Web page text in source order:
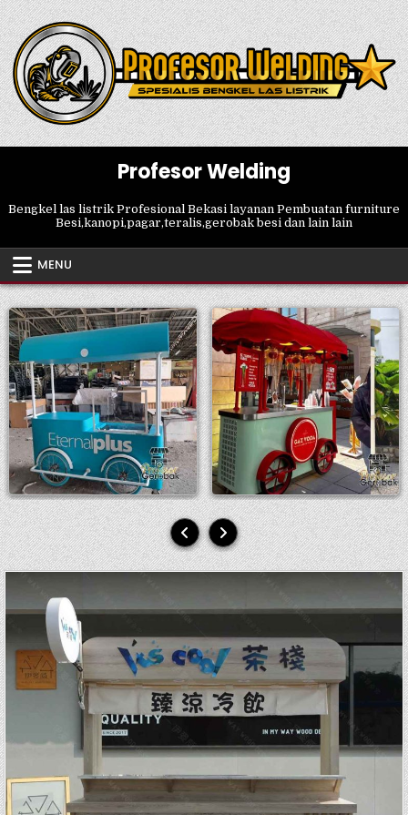
Skip
to
content
Profesor Welding
Bengkel las listrik Profesional Bekasi layanan Pembuatan furniture
Besi,kanopi,pagar,teralis,gerobak besi dan lain lain
MENU